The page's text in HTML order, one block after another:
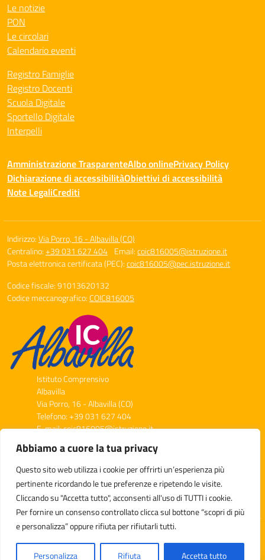
Abbiamo a cuore la tua privacy
Questo sito web utilizza i cookie per offrirti un’esperienza più
pertinente ricordando le tue preferenze e ripetendo le visite.
Cliccando su "Accetta tutto", acconsenti all'uso di TUTTI i cookie.
Per fornire un consenso controllato clicca sul bottone “scopri di più
e personalizza” oppure rifiuta per rifiutarli tutti.
Personalizza Rifiuta Accetta tutto
Le notizie
PON
Le circolari
Calendario eventi
Registro Famiglie
Registro Docenti
Scuola Digitale
Sportello Digitale
Interpelli
Amministrazione TrasparenteAlbo onlinePrivacy Policy
Dichiarazione di accessibilitàObiettivi di accessibilità
Note LegaliCrediti
Indirizzo:Via Porro, 16 - Albavilla (CO)
Centralino:+39 031 627 404 Email:coic816005@istruzione.it
Posta elettronica certificata (PEC):coic816005@pec.istruzione.it
Codice fiscale: 91013620132
Codice meccanografico:COIC816005
Istituto Comprensivo
Albavilla
Via Porro, 16 - Albavilla (CO)
Telefono: +39 031 627 404
E-mail: coic816005@istruzione.it
Codice Meccanografico: COIC816005
Codice Fiscale: 91013620132